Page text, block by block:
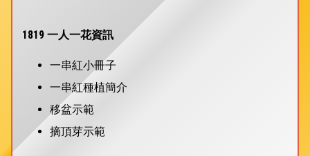
1819 一人一花資訊
一串紅小冊子
一串紅種植簡介
移盆示範
摘頂芽示範